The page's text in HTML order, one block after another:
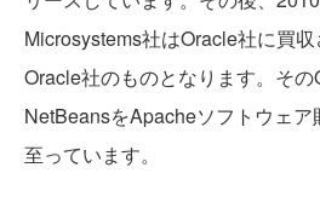
Microsystems社はOracle社に買
Oracle社のものとなります。そ
NetBeansをApacheソフトウェ
至っています。